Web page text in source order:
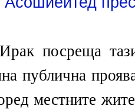
посреща
публична
местните